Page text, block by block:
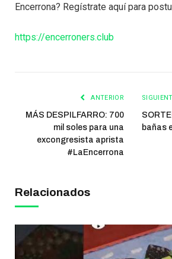
Encerrona? Regístrate aquí para
https://encerroners.club
ANTERIOR
MÁS DESPILFARRO: 700
mil soles para una
excongresista aprista
#LaEncerrona
bañas
Relacionados